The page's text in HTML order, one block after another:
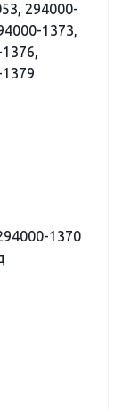
294000-
1373,
1370